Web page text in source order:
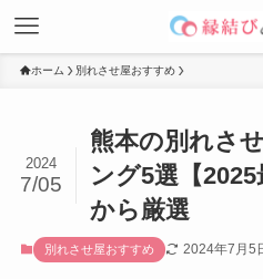
ホーム 別れさせ屋おすすめ
熊本の別れさ
ング5選【
から厳選
2024
7/05
別れさせ屋おすすめ 2024年7月5